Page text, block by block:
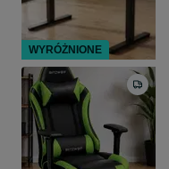
WYRÓŻNIONE